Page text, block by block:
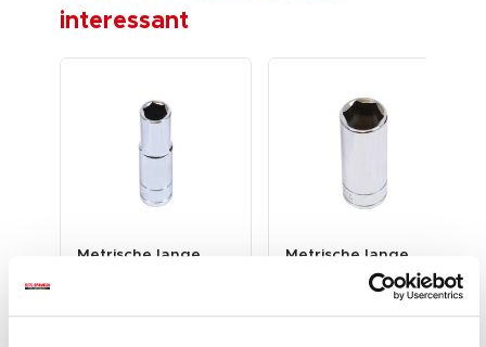
interessant
Metrische lange
€ 4,25
Metrische lange
dop 3/8 inch – 17
mm. zeskant dop ...
€ 4,65